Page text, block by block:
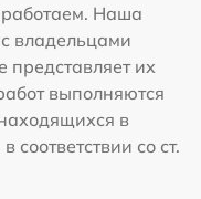
работаем. Наша
владельцами
представляет их
выполняются
в
со ст.